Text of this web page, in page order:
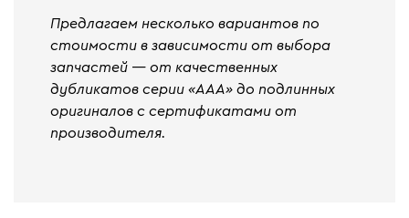
Предлагаем несколько вариантов по
стоимости в зависимости от выбора
запчастей — от качественных
дубликатов серии «ААА» до подлинных
оригиналов с сертификатами от
производителя.